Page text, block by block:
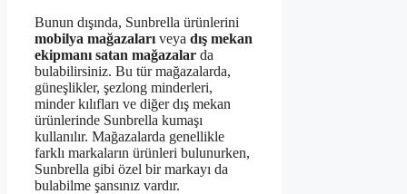
Bunun dışında, Sunbrella ürünlerini
mobilya mağazaları veya dış mekan
ekipmanı satan mağazalar da
bulabilirsiniz. Bu tür mağazalarda,
güneşlikler, şezlong minderleri,
minder kılıfları ve diğer dış mekan
ürünlerinde Sunbrella kumaşı
kullanılır. Mağazalarda genellikle
farklı markaların ürünleri bulunurken,
Sunbrella gibi özel bir markayı da
bulabilme şansınız vardır.